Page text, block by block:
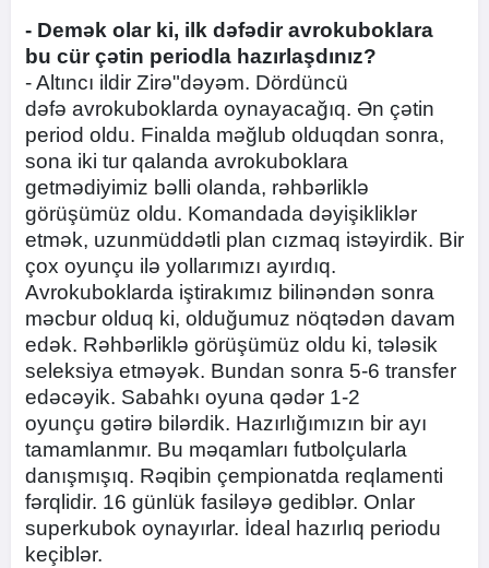
- Demək olar ki, ilk dəfədir avrokuboklara
bu cür çətin periodla hazırlaşdınız?
- Altıncı ildir Zirə"dəyəm. Dördüncü
dəfə avrokuboklarda oynayacağıq. Ən çətin
period oldu. Finalda məğlub olduqdan sonra,
sona iki tur qalanda avrokuboklara
getmədiyimiz bəlli olanda, rəhbərliklə
görüşümüz oldu. Komandada dəyişikliklər
etmək, uzunmüddətli plan cızmaq istəyirdik. Bir
çox oyunçu ilə yollarımızı ayırdıq.
Avrokuboklarda iştirakımız bilinəndən sonra
məcbur olduq ki, olduğumuz nöqtədən davam
edək. Rəhbərliklə görüşümüz oldu ki, tələsik
seleksiya etməyək. Bundan sonra 5-6 transfer
edəcəyik. Sabahkı oyuna qədər 1-2
oyunçu gətirə bilərdik. Hazırlığımızın bir ayı
tamamlanmır. Bu məqamları futbolçularla
danışmışıq. Rəqibin çempionatda reqlamenti
fərqlidir. 16 günlük fasiləyə gediblər. Onlar
superkubok oynayırlar. İdeal hazırlıq periodu
keçiblər.